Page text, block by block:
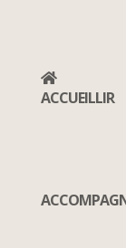
ACCUEILLIR